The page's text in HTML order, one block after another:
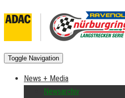
Toggle Navigation
News + Media
Newsarchiv